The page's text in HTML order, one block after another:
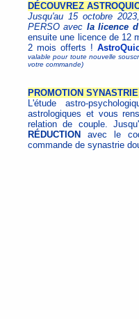
DÉCOUVREZ
Jusqu'au 15 octobre
PERSO avec la licence
ensuite une licence de 12
2 mois offerts !
valable pour toute nouvelle
votre commande)
PROMOTION
L'étude astro-
astrologiques et vous
relation de couple.
RÉDUCTION
avec le
commande de synastrie